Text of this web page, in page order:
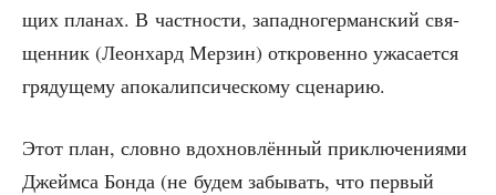
щих пла­нах. В част­но­сти, запад­но­гер­ман­ский свя­
щен­ник (Леон­хард Мер­зин) откро­вен­но ужа­са­ет­ся
гря­ду­ще­му апо­ка­лип­си­че­ско­му сценарию.
Этот план, слов­но вдох­нов­лён­ный при­клю­че­ни­я­ми
Джейм­са Бон­да (не будем забы­вать, что пер­вый